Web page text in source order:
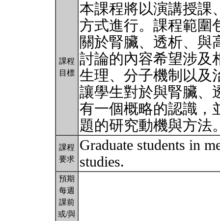
課程
目標
本課程將以演講授課
方式進行。課程範圍
關於腎臟、透析、與
討論的內容希望涉及
生理、分子機制以及
讓學生對於與腎臟、
有一個概略的認識，
題的研究動機與方法
課程
要求
Graduate students in
studies.
預期
每週
課前
或/與